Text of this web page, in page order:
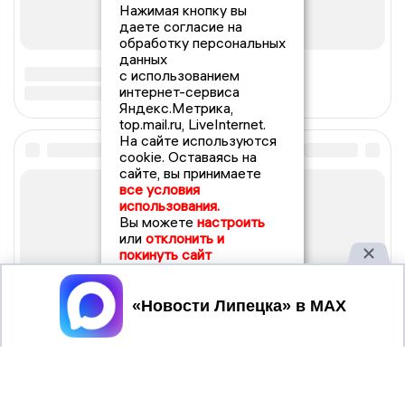
Нажимая кнопку вы
даете согласие на
обработку персональных
данных
с использованием
интернет-сервиса
Яндекс.Метрика,
top.mail.ru, LiveInternet.
На сайте используются
cookie. Оставаясь на
сайте, вы принимаете
все условия
использования.
Вы можете настроить
или отклонить и
покинуть сайт
Принять